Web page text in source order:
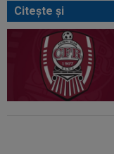
Citeşte şi